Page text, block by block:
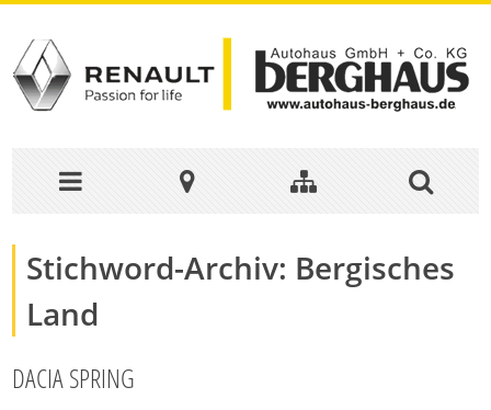
Stichword-Archiv: Bergisches
Land
DACIA SPRING